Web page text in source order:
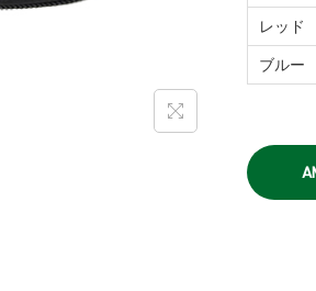
レッド
ブルー